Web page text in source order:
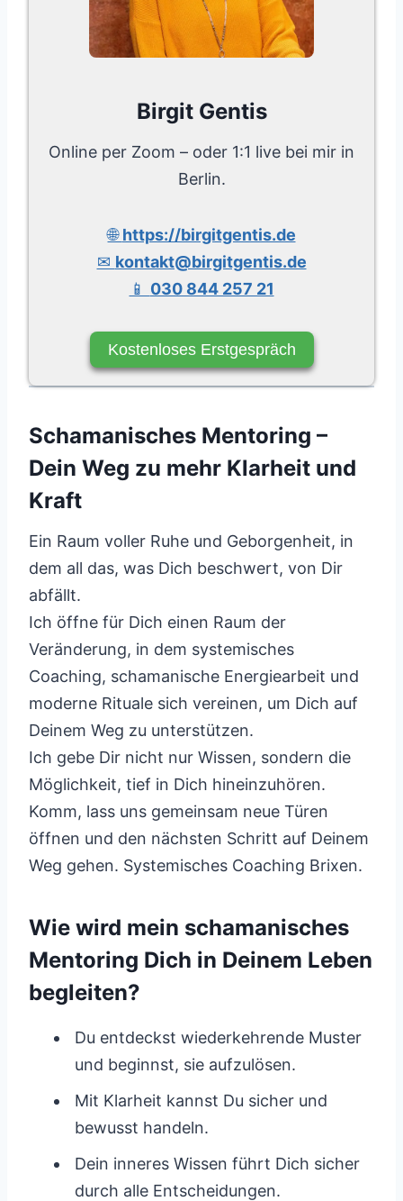
Birgit Gentis
Online per Zoom – oder 1:1 live bei mir in
Berlin.
🌐https://birgitgentis.de
✉ kontakt@birgitgentis.de
📱 030 844 257 21
Kostenloses Erstgespräch
Schamanisches Mentoring –
Dein Weg zu mehr Klarheit und
Kraft
Ein Raum voller Ruhe und Geborgenheit, in
dem all das, was Dich beschwert, von Dir
abfällt.
Ich öffne für Dich einen Raum der
Veränderung, in dem systemisches
Coaching, schamanische Energiearbeit und
moderne Rituale sich vereinen, um Dich auf
Deinem Weg zu unterstützen.
Ich gebe Dir nicht nur Wissen, sondern die
Möglichkeit, tief in Dich hineinzuhören.
Komm, lass uns gemeinsam neue Türen
öffnen und den nächsten Schritt auf Deinem
Weg gehen. Systemisches Coaching Brixen.
Wie wird mein schamanisches
Mentoring Dich in Deinem Leben
begleiten?
Du entdeckst wiederkehrende Muster
und beginnst, sie aufzulösen.
Mit Klarheit kannst Du sicher und
bewusst handeln.
Dein inneres Wissen führt Dich sicher
durch alle Entscheidungen.